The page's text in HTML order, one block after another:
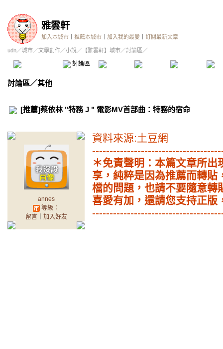
雅雲軒
加入本城市 推薦本城市 加入我的最愛 訂閱最新文章
udn／城市／文學創作／小說／ 【雅雲軒】城市／討論區／
討論區 精華區 投票區 影像館
討論區／其他
[推薦]蔡依林 "特務 J " 電影MV首部曲：特務的宿命
annes
等級：
留言｜ 加入好友
資料來源:土豆網
＊免責聲明：本篇文章所
享，純粹是因為推薦而轉貼
檔的問題，也請不要隨意轉
喜愛有加，還請您支持正版